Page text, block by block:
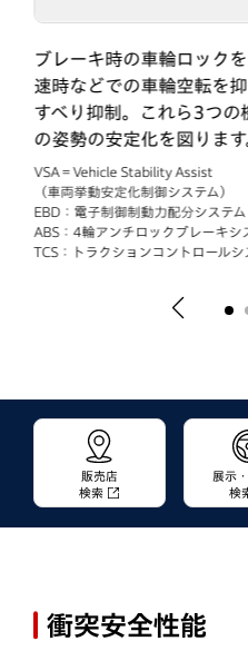
ブレーキ時の車輪ロック
速時などでの車輪空転を
すべり抑制。これら3つの
の姿勢の安定化を図ります
VSA＝Vehicle Stability Assist
（車両挙動安定化制御システム）
EBD：電子制御制動力配分システム
ABS：4輪アンチロックブレーキシ
TCS：トラクションコントロールシ
販売店
検索
展示
検
衝突安全性能